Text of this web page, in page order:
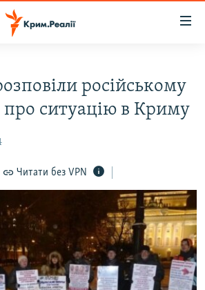
російському
про ситуацію в Криму
Читати без VPN